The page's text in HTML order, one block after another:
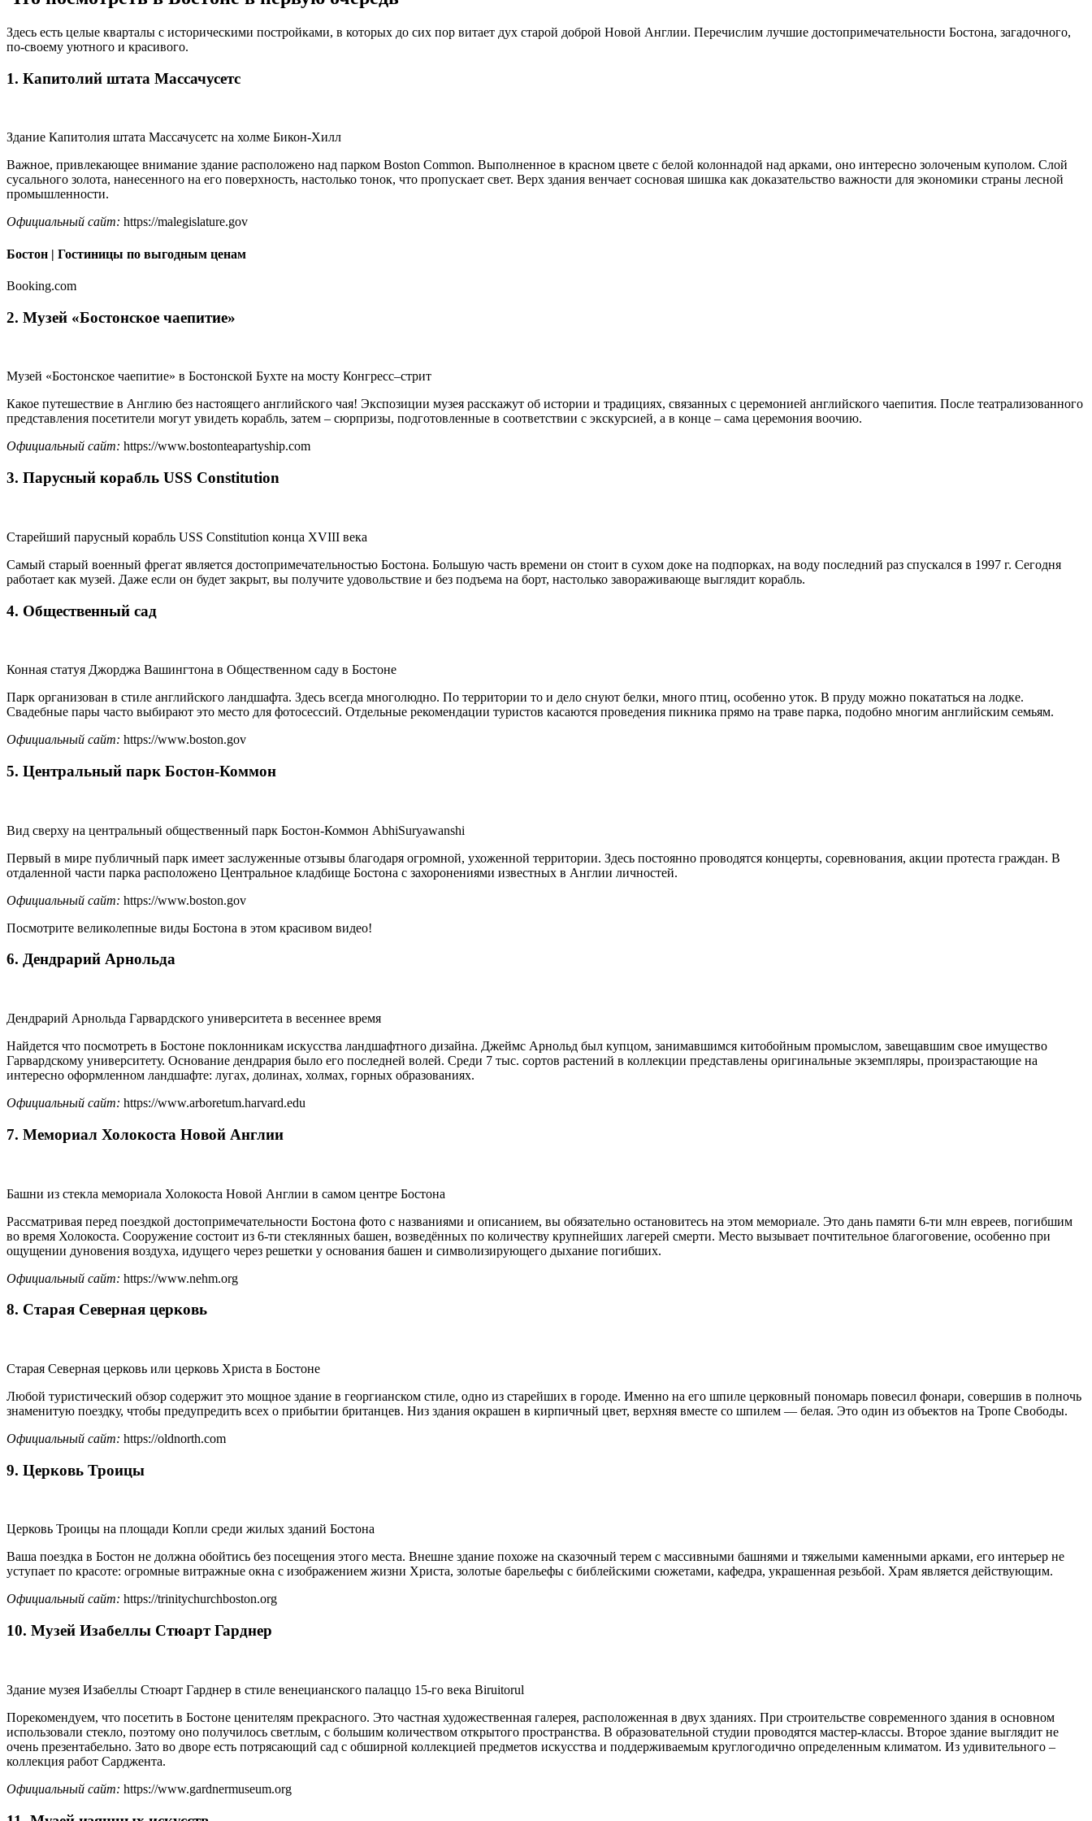
Здесь есть целые кварталы с историческими постройками, в которых до сих пор витает дух старой доброй Новой Англии. Перечислим лучшие достопримечательности Бостона, загадочного,
по-своему уютного и красивого.
1. Капитолий штата Массачусетс
Здание Капитолия штата Массачусетс на холме Бикон-Хилл
Важное, привлекающее внимание здание расположено над парком Boston Common. Выполненное в красном цвете с белой колоннадой над арками, оно интересно золоченым куполом. Слой
сусального золота, нанесенного на его поверхность, настолько тонок, что пропускает свет. Верх здания венчает сосновая шишка как доказательство важности для экономики страны лесной
промышленности.
Официальный сайт: https://malegislature.gov
Бостон | Гостиницы по выгодным ценам
Booking.com
2. Музей «Бостонское чаепитие»
Музей «Бостонское чаепитие» в Бостонской Бухте на мосту Конгресс–стрит
Какое путешествие в Англию без настоящего английского чая! Экспозиции музея расскажут об истории и традициях, связанных с церемонией английского чаепития. После театрализованного
представления посетители могут увидеть корабль, затем – сюрпризы, подготовленные в соответствии с экскурсией, а в конце – сама церемония воочию.
Официальный сайт: https://www.bostonteapartyship.com
3. Парусный корабль USS Constitution
Старейший парусный корабль USS Constitution конца XVIII века
Самый старый военный фрегат является достопримечательностью Бостона. Большую часть времени он стоит в сухом доке на подпорках, на воду последний раз спускался в 1997 г. Сегодня
работает как музей. Даже если он будет закрыт, вы получите удовольствие и без подъема на борт, настолько завораживающе выглядит корабль.
4. Общественный сад
Конная статуя Джорджа Вашингтона в Общественном саду в Бостоне
Парк организован в стиле английского ландшафта. Здесь всегда многолюдно. По территории то и дело снуют белки, много птиц, особенно уток. В пруду можно покататься на лодке.
Свадебные пары часто выбирают это место для фотосессий. Отдельные рекомендации туристов касаются проведения пикника прямо на траве парка, подобно многим английским семьям.
Официальный сайт: https://www.boston.gov
5. Центральный парк Бостон-Коммон
Вид сверху на центральный общественный парк Бостон-Коммон AbhiSuryawanshi
Первый в мире публичный парк имеет заслуженные отзывы благодаря огромной, ухоженной территории. Здесь постоянно проводятся концерты, соревнования, акции протеста граждан. В
отдаленной части парка расположено Центральное кладбище Бостона с захоронениями известных в Англии личностей.
Официальный сайт: https://www.boston.gov
Посмотрите великолепные виды Бостона в этом красивом видео!
6. Дендрарий Арнольда
Дендрарий Арнольда Гарвардского университета в весеннее время
Найдется что посмотреть в Бостоне поклонникам искусства ландшафтного дизайна. Джеймс Арнольд был купцом, занимавшимся китобойным промыслом, завещавшим свое имущество
Гарвардскому университету. Основание дендрария было его последней волей. Среди 7 тыс. сортов растений в коллекции представлены оригинальные экземпляры, произрастающие на
интересно оформленном ландшафте: лугах, долинах, холмах, горных образованиях.
Официальный сайт: https://www.arboretum.harvard.edu
7. Мемориал Холокоста Новой Англии
Башни из стекла мемориала Холокоста Новой Англии в самом центре Бостона
Рассматривая перед поездкой достопримечательности Бостона фото с названиями и описанием, вы обязательно остановитесь на этом мемориале. Это дань памяти 6-ти млн евреев, погибшим
во время Холокоста. Сооружение состоит из 6-ти стеклянных башен, возведённых по количеству крупнейших лагерей смерти. Место вызывает почтительное благоговение, особенно при
ощущении дуновения воздуха, идущего через решетки у основания башен и символизирующего дыхание погибших.
Официальный сайт: https://www.nehm.org
8. Старая Северная церковь
Старая Северная церковь или церковь Христа в Бостоне
Любой туристический обзор содержит это мощное здание в георгианском стиле, одно из старейших в городе. Именно на его шпиле церковный пономарь повесил фонари, совершив в полночь
знаменитую поездку, чтобы предупредить всех о прибытии британцев. Низ здания окрашен в кирпичный цвет, верхняя вместе со шпилем — белая. Это один из объектов на Тропе Свободы.
Официальный сайт: https://oldnorth.com
9. Церковь Троицы
Церковь Троицы на площади Копли среди жилых зданий Бостона
Ваша поездка в Бостон не должна обойтись без посещения этого места. Внешне здание похоже на сказочный терем с массивными башнями и тяжелыми каменными арками, его интерьер не
уступает по красоте: огромные витражные окна с изображением жизни Христа, золотые барельефы с библейскими сюжетами, кафедра, украшенная резьбой. Храм является действующим.
Официальный сайт: https://trinitychurchboston.org
10. Музей Изабеллы Стюарт Гарднер
Здание музея Изабеллы Стюарт Гарднер в стиле венецианского палаццо 15-го века Biruitorul
Порекомендуем, что посетить в Бостоне ценителям прекрасного. Это частная художественная галерея, расположенная в двух зданиях. При строительстве современного здания в основном
использовали стекло, поэтому оно получилось светлым, с большим количеством открытого пространства. В образовательной студии проводятся мастер-классы. Второе здание выглядит не
очень презентабельно. Зато во дворе есть потрясающий сад с обширной коллекцией предметов искусства и поддерживаемым круглогодично определенным климатом. Из удивительного –
коллекция работ Сарджента.
Официальный сайт: https://www.gardnermuseum.org